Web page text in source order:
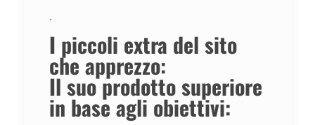
.
I piccoli extra del sito
che apprezzo:
Il suo prodotto superiore
in base agli obiettivi: